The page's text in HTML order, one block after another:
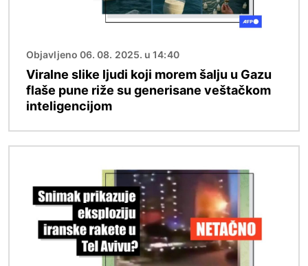
Objavljeno 06. 08. 2025. u 14:40
Viralne slike ljudi koji morem šalju u Gazu
flaše pune riže su generisane veštačkom
inteligencijom